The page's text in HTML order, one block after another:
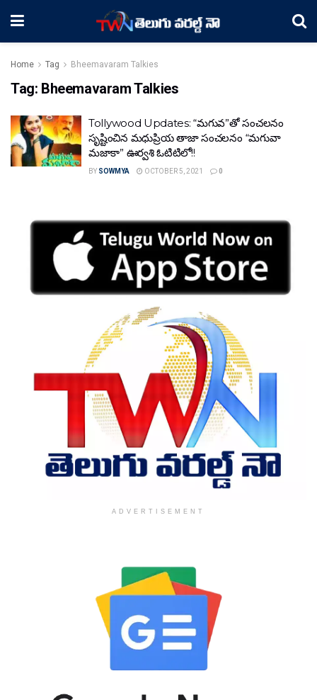
Home Tag Bheemavaram Talkies
Tag: Bheemavaram Talkies
Tollywood Updates: “మగువ”తో సంచలనం
సృష్టించిన మధుప్రియ తాజా సంచలనం “మగువా
మజాకా” ఊర్వశి ఓటిటిలో!!
BY SOWMYA OCTOBER 5, 2021 0
ADVERTISEMENT